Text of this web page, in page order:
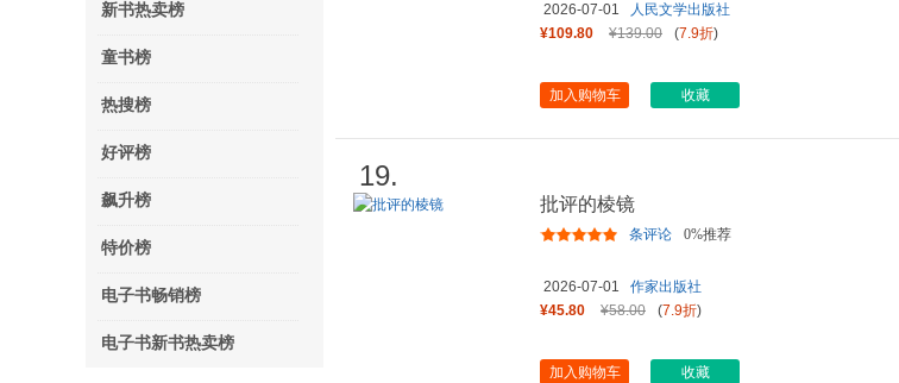
新书热卖榜
童书榜
热搜榜
好评榜
飙升榜
特价榜
电子书畅销榜
电子书新书热卖榜
2026-07-01
人民文学出版社
¥109.80
¥139.00 (7.9折)
加入购物车 收藏
19.
批评的棱镜
条评论 0%推荐
2026-07-01
作家出版社
¥45.80
¥58.00 (7.9折)
加入购物车 收藏